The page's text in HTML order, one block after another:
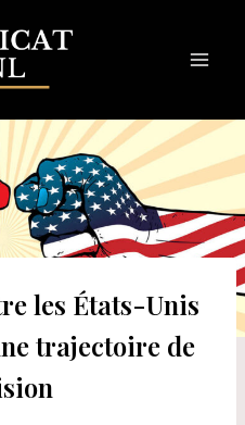
les États-Unis
trajectoire de